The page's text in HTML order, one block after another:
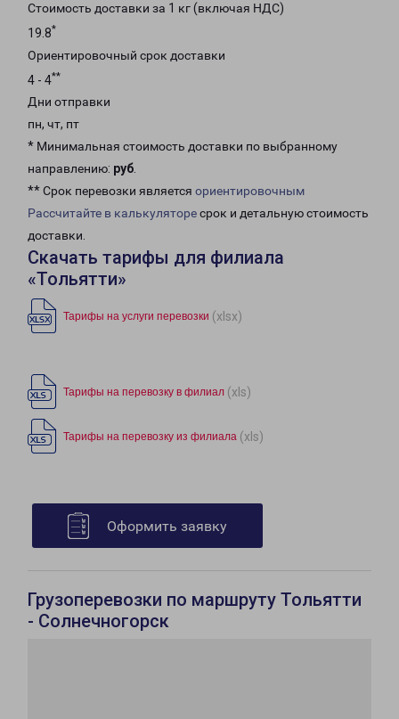
Стоимость доставки за 1 кг (включая НДС)
19.8*
Ориентировочный срок доставки
4 - 4**
Дни отправки
пн, чт, пт
* Минимальная стоимость доставки по выбранному
направлению: руб.
** Срок перевозки является ориентировочным
Рассчитайте в калькуляторесрок и детальную стоимость
доставки.
Скачать тарифы для филиала
«Тольятти»
Тарифы на услуги перевозки (xlsx)
Тарифы на перевозку в филиал (xls)
Тарифы на перевозку из филиала (xls)
Оформить заявку
Грузоперевозки по маршруту Тольятти
- Солнечногорск